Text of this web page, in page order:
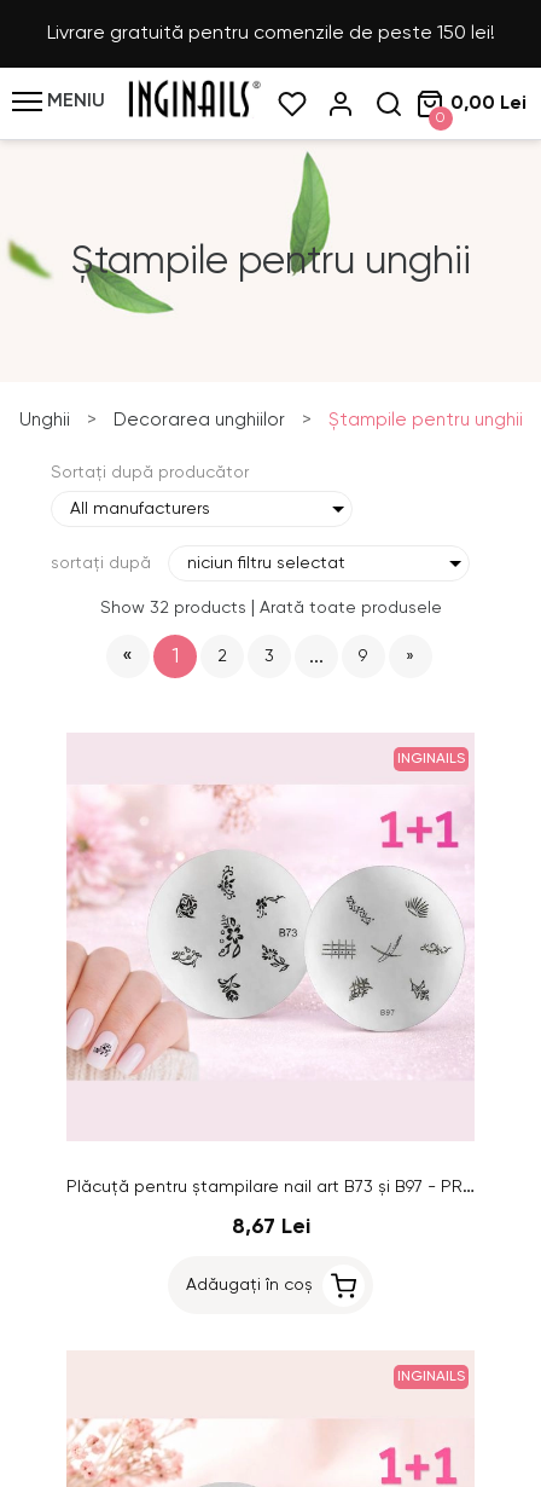
Livrare gratuită pentru comenzile de peste 150 lei!
MENIU
0
0,00 Lei
Ștampile pentru unghii
Unghii > Decorarea unghiilor > Ștampile pentru unghii
Sortați după producător
All manufacturers
sortați după niciun filtru selectat
Show 32 products Arată toate produsele
« 1 2 3 ... 9 »
INGINAILS
Plăcuţă pentru ştampilare nail art B73 și B97 - PROMOȚIE 1+1 GRATUITĂ
8,67 Lei
Adăugați în coș
INGINAILS